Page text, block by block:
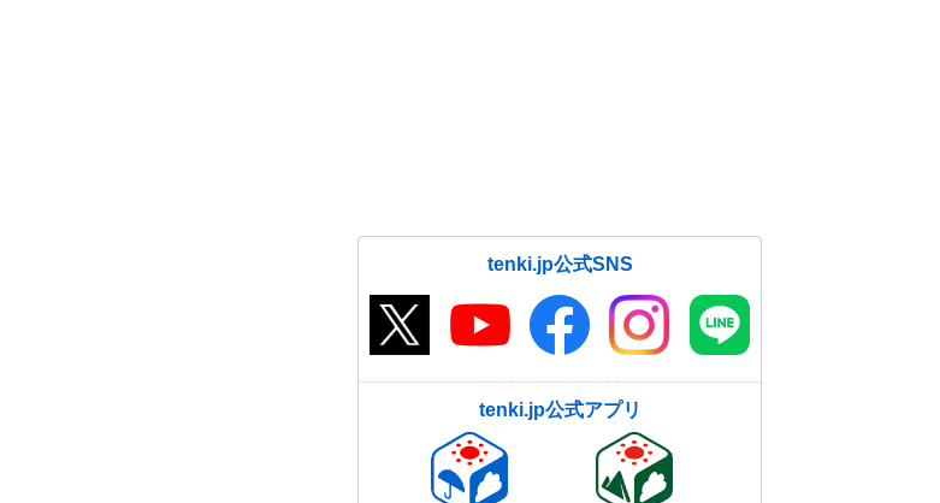
tenki.jp公式SNS
tenki.jp公式アプリ